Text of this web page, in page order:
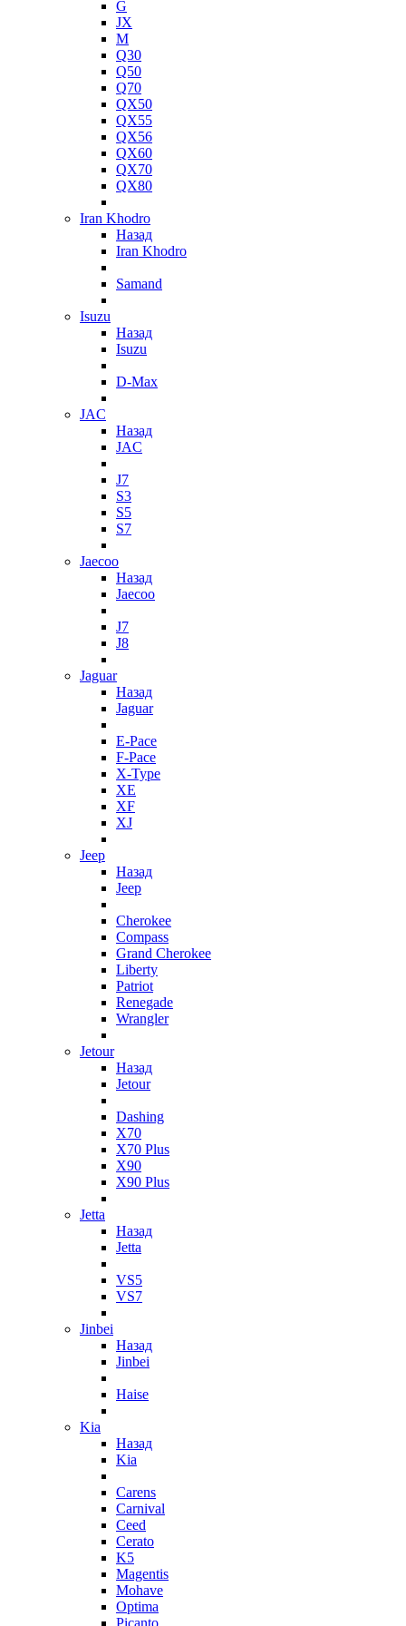
G
JX
M
Q30
Q50
Q70
QX50
QX55
QX56
QX60
QX70
QX80
Iran Khodro
Назад
Iran Khodro
Samand
Isuzu
Назад
Isuzu
D-Max
JAC
Назад
JAC
J7
S3
S5
S7
Jaecoo
Назад
Jaecoo
J7
J8
Jaguar
Назад
Jaguar
E-Pace
F-Pace
X-Type
XE
XF
XJ
Jeep
Назад
Jeep
Cherokee
Compass
Grand Cherokee
Liberty
Patriot
Renegade
Wrangler
Jetour
Назад
Jetour
Dashing
X70
X70 Plus
X90
X90 Plus
Jetta
Назад
Jetta
VS5
VS7
Jinbei
Назад
Jinbei
Haise
Kia
Назад
Kia
Carens
Carnival
Ceed
Cerato
K5
Magentis
Mohave
Optima
Picanto